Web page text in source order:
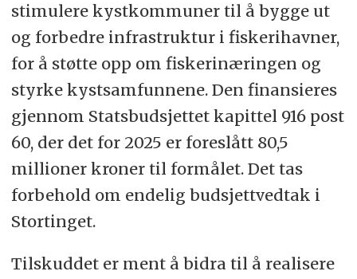
stimulere kystkommuner til å bygge ut
og forbedre infrastruktur i fiskerihavner,
for å støtte opp om fiskerinæringen og
styrke kystsamfunnene. Den finansieres
gjennom Statsbudsjettet kapittel 916 post
60, der det for 2025 er foreslått 80,5
millioner kroner til formålet. Det tas
forbehold om endelig budsjettvedtak i
Stortinget.
Tilskuddet er ment å bidra til å realisere